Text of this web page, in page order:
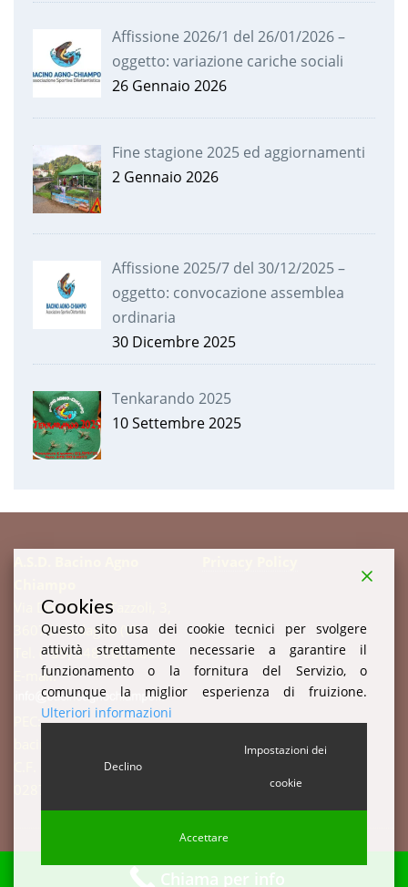
Affissione 2026/1 del 26/01/2026 –
oggetto: variazione cariche sociali
26 Gennaio 2026
Fine stagione 2025 ed aggiornamenti
2 Gennaio 2026
Affissione 2025/7 del 30/12/2025 –
oggetto: convocazione assemblea
ordinaria
30 Dicembre 2025
Tenkarando 2025
10 Settembre 2025
Via Don Enrico Tazzoli, 3,
36078 Valdagno (VI)
Tel. (+39) 348 003 3857
E-mail:
C.F. 94003520247 P.IVA:
Cookies
Questo sito usa dei cookie tecnici per svolgere
attività strettamente necessarie a garantire il
funzionamento o la fornitura del Servizio, o
comunque la miglior esperienza di fruizione.
Ulteriori informazioni
Declino
Impostazioni dei
cookie
Accettare
Chiama per info